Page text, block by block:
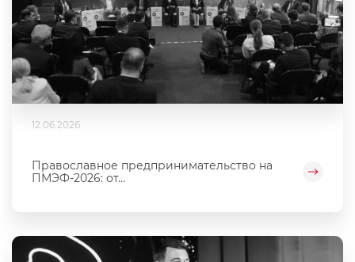
12.06.2026
Православное предпринимательство на
ПМЭФ-2026: от...